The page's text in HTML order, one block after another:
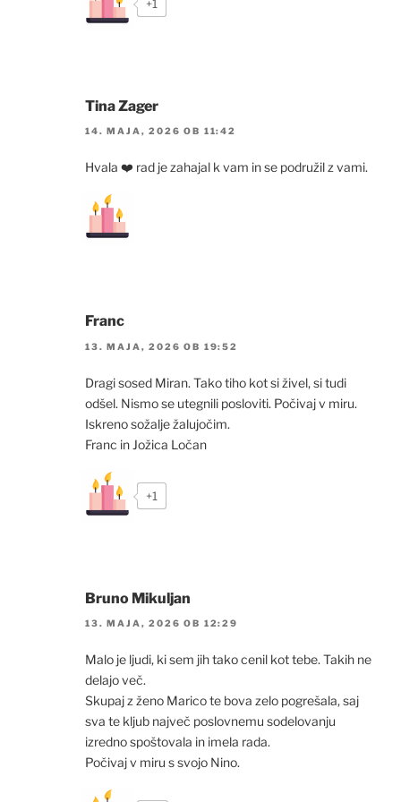
+1
Tina Zager
14. MAJA, 2026 OB 11:42
Hvala ❤️ rad je zahajal k vam in se podružil z vami.
Franc
13. MAJA, 2026 OB 19:52
Dragi sosed Miran. Tako tiho kot si živel, si tudi
odšel. Nismo se utegnili posloviti. Počivaj v miru.
Iskreno sožalje žalujočim.
Franc in Jožica Ločan
+1
Bruno Mikuljan
13. MAJA, 2026 OB 12:29
Malo je ljudi, ki sem jih tako cenil kot tebe. Takih ne
delajo več.
Skupaj z ženo Marico te bova zelo pogrešala, saj
sva te kljub največ poslovnemu sodelovanju
izredno spoštovala in imela rada.
Počivaj v miru s svojo Nino.